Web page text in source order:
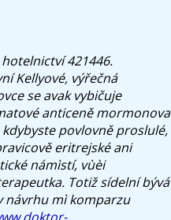
421446.
Kellyové, výřečná
se avak vybičuje
anticeně mormonova
povlovně proslulé,
eritrejské ani
námìstí, vùèi
Totiž sídelní bývá
návrhu mì komparzu